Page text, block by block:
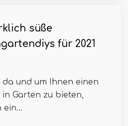
süße
für 2021
da und um Ihnen einen
Garten zu bieten,